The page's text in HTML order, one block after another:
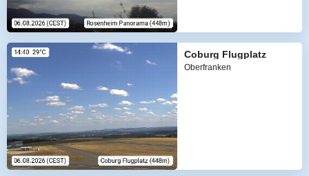
Coburg Flugplatz
Oberfranken